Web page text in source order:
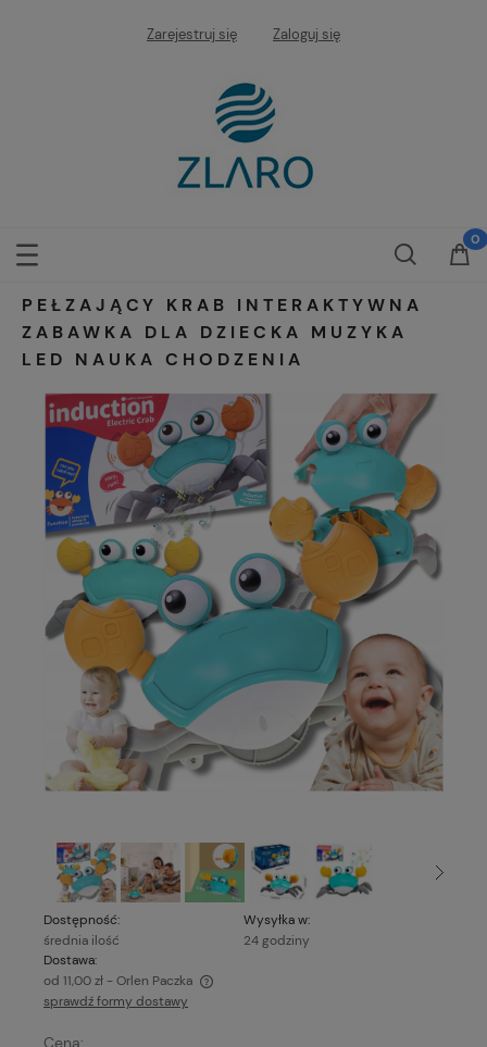
Zarejestruj się Zaloguj się
PEŁZAJĄCY KRAB INTERAKTYWNA
ZABAWKA DLA DZIECKA MUZYKA
LED NAUKA CHODZENIA
Dostępność:
średnia ilość
Wysyłka w:
24 godziny
Dostawa:
od 11,00 zł - Orlen Paczka
Cena nie zawiera ewentualnych kosztów płatności
sprawdź formy dostawy
Cena: